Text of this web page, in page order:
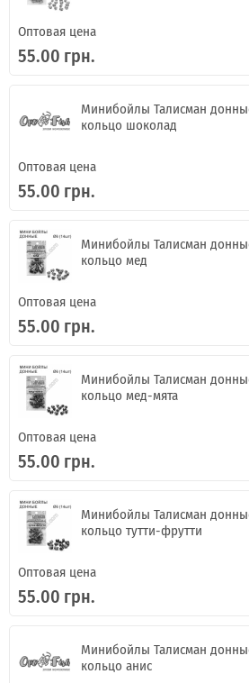
Оптовая цена
55.00 грн.
Минибойлы Талисман
кольцо шоколад
Оптовая цена
55.00 грн.
Минибойлы Талисман
кольцо мед
Оптовая цена
55.00 грн.
Минибойлы Талисман
кольцо мед-мята
Оптовая цена
55.00 грн.
Минибойлы Талисман
кольцо тутти-фрутти
Оптовая цена
55.00 грн.
Минибойлы Талисман
кольцо анис
ИНТЕРНЕТ-МАГАЗИН
Розничные заказы не